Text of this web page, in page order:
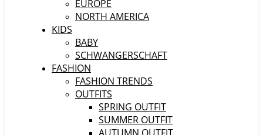
EUROPE
NORTH AMERICA
KIDS
BABY
SCHWANGERSCHAFT
FASHION
FASHION TRENDS
OUTFITS
SPRING OUTFIT
SUMMER OUTFIT